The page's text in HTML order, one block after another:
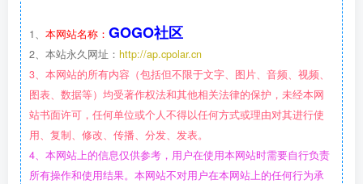
1、 本网站名称： GOGO社区
2、本站永久网址： http://ap.cpolar.cn
3、本网站的所有内容（包括但不限于文字、图片、音频、视频、
图表、数据等）均受著作权法和其他相关法律的保护，未经本网
站书面许可，任何单位或个人不得以任何方式或理由对其进行使
用、复制、修改、传播、分发、发表。
4、本网站上的信息仅供参考，用户在使用本网站时需要自行负责
所有操作和使用结果。本网站不对用户在本网站上的任何行为承